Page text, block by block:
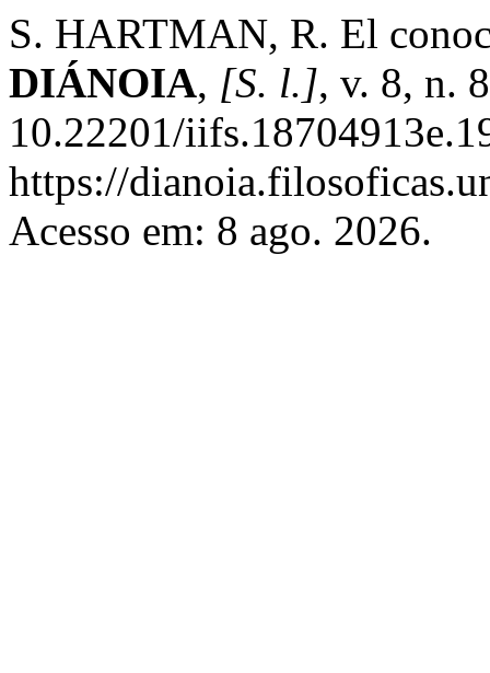
S. HARTMAN, R. El
DIÁNOIA, [S. l.], v. 8, n.
10.22201/
https://
Acesso em: 8 ago. 2026.